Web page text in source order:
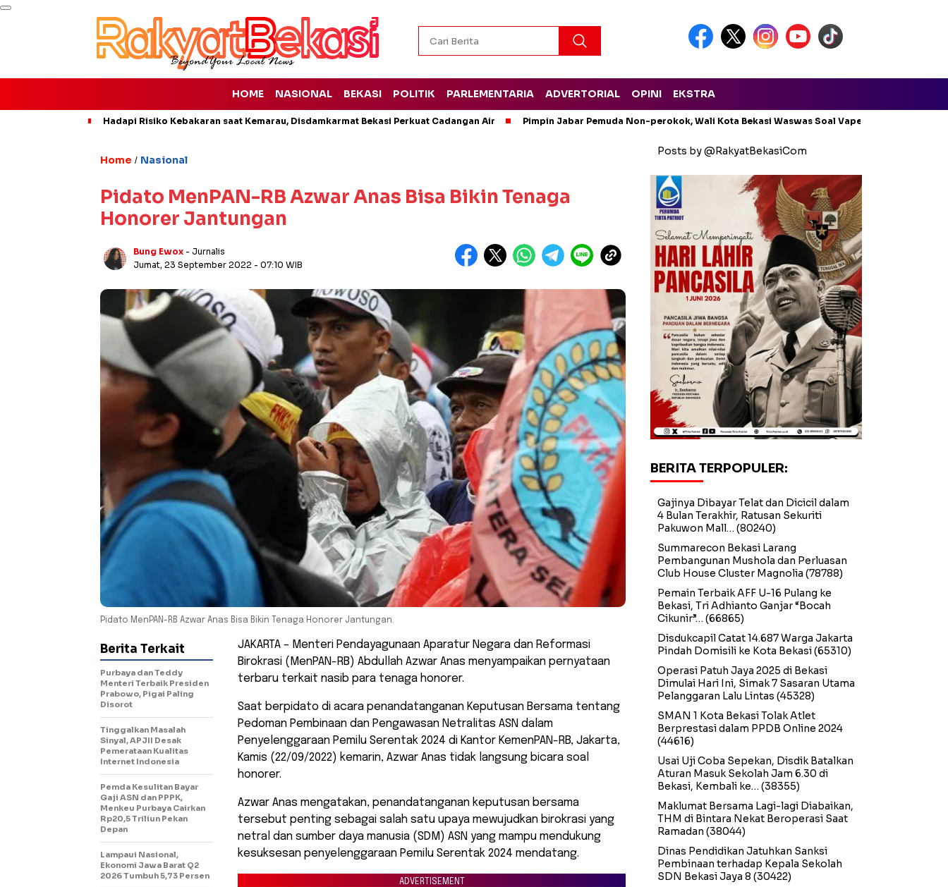
HOME NASIONAL BEKASI POLITIK PARLEMENTARIA ADVERTORIAL OPINI EKSTRA
Hadapi Risiko Kebakaran saat Kemarau, Disdamkarmat Bekasi Perkuat Cadangan Air Pimpin Jabar Pemuda Non-perokok, Wali Kota Bekasi Waswas Soal Vape
Home / Nasional
Pidato MenPAN-RB Azwar Anas Bisa Bikin Tenaga
Honorer Jantungan
Bung Ewox - Jurnalis
Jumat, 23 September 2022 - 07:10 WIB
Pidato MenPAN-RB Azwar Anas Bisa Bikin Tenaga Honorer Jantungan.
JAKARTA – Menteri Pendayagunaan Aparatur Negara dan Reformasi
Birokrasi (MenPAN-RB) Abdullah Azwar Anas menyampaikan pernyataan
terbaru terkait nasib para tenaga honorer.
Saat berpidato di acara penandatanganan Keputusan Bersama tentang
Pedoman Pembinaan dan Pengawasan Netralitas ASN dalam
Penyelenggaraan Pemilu Serentak 2024 di Kantor KemenPAN-RB, Jakarta,
Kamis (22/09/2022) kemarin, Azwar Anas tidak langsung bicara soal
honorer.
Azwar Anas mengatakan, penandatanganan keputusan bersama
tersebut penting sebagai salah satu upaya mewujudkan birokrasi yang
netral dan sumber daya manusia (SDM) ASN yang mampu mendukung
kesuksesan penyelenggaraan Pemilu Serentak 2024 mendatang.
ADVERTISEMENT
Berita Terkait
Purbaya dan Teddy
Menteri Terbaik Presiden
Prabowo, Pigai Paling
Disorot
Tinggalkan Masalah
Sinyal, APJII Desak
Pemerataan Kualitas
Internet Indonesia
Pemda Kesulitan Bayar
Gaji ASN dan PPPK,
Menkeu Purbaya Cairkan
Rp20,5 Triliun Pekan
Depan
Lampaui Nasional,
Ekonomi Jawa Barat Q2
2026 Tumbuh 5,73 Persen
Posts by @RakyatBekasiCom
BERITA TERPOPULER:
Gajinya Dibayar Telat dan Dicicil dalam
4 Bulan Terakhir, Ratusan Sekuriti
Pakuwon Mall… (80240)
Summarecon Bekasi Larang
Pembangunan Mushola dan Perluasan
Club House Cluster Magnolia (78788)
Pemain Terbaik AFF U-16 Pulang ke
Bekasi, Tri Adhianto Ganjar “Bocah
Cikunir”… (66865)
Disdukcapil Catat 14.687 Warga Jakarta
Pindah Domisili ke Kota Bekasi(65310)
Operasi Patuh Jaya 2025 di Bekasi
Dimulai Hari Ini, Simak 7 Sasaran Utama
Pelanggaran Lalu Lintas (45328)
SMAN 1 Kota Bekasi Tolak Atlet
Berprestasi dalam PPDB Online 2024
(44616)
Usai Uji Coba Sepekan, Disdik Batalkan
Aturan Masuk Sekolah Jam 6.30 di
Bekasi, Kembali ke… (38355)
Maklumat Bersama Lagi-lagi Diabaikan,
THM di Bintara Nekat Beroperasi Saat
Ramadan (38044)
Dinas Pendidikan Jatuhkan Sanksi
Pembinaan terhadap Kepala Sekolah
SDN Bekasi Jaya 8 (30422)